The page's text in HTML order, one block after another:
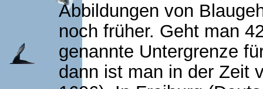
Abbildungen von
noch früher. Geht man
genannte Untergrenze
dann ist man in der Zeit